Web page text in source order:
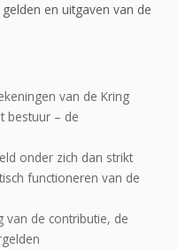
en uitgaven van de
van de Kring
bestuur – de
onder zich dan strikt
functioneren van de
de contributie, de